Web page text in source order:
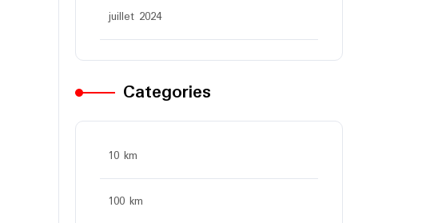
juillet 2024
Categories
10 km
100 km